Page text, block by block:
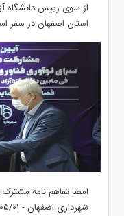
از سوی رییس دانشگاه
استان اصفهان در سفر
امضا تفاهم نامه مشترک
شهرداری اصفهان - ۱۴۰۱/۰۵/۰۱